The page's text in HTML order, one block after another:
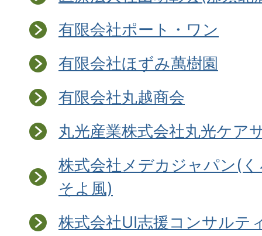
有限会社ポート・ワン
有限会社ほずみ萬樹園
有限会社丸越商会
丸光産業株式会社丸光ケア
株式会社メデカジャパン(
そよ風)
株式会社UI志援コンサルテ